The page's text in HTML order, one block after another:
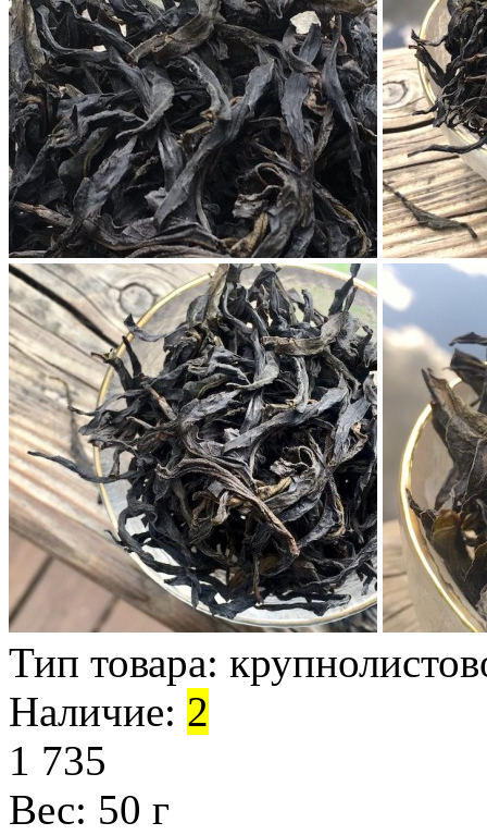
Тип товара:
Наличие: 2
1 735
Вес: 50 г